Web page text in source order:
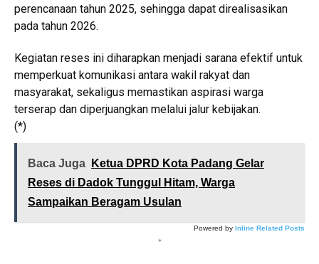
perencanaan tahun 2025, sehingga dapat direalisasikan
pada tahun 2026.
Kegiatan reses ini diharapkan menjadi sarana efektif untuk
memperkuat komunikasi antara wakil rakyat dan
masyarakat, sekaligus memastikan aspirasi warga
terserap dan diperjuangkan melalui jalur kebijakan.
(*)
Baca Juga
Ketua DPRD Kota Padang Gelar
Reses di Dadok Tunggul Hitam, Warga
Sampaikan Beragam Usulan
Powered by Inline Related Posts
*